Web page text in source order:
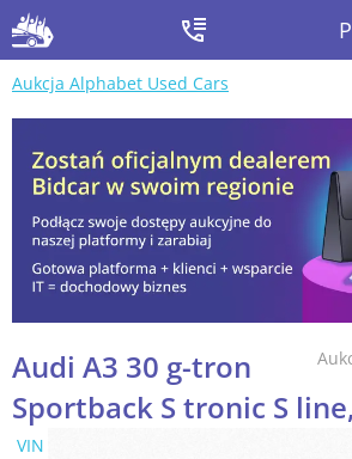
Aukcja Alphabet Used Cars
Audi A3 30 g-tron
Sportback S tronic S
VIN